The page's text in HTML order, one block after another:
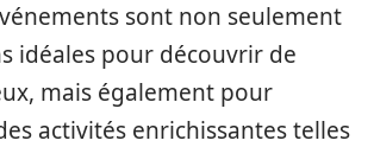
sont non seulement
idéales pour découvrir de
mais également pour
activités enrichissantes telles